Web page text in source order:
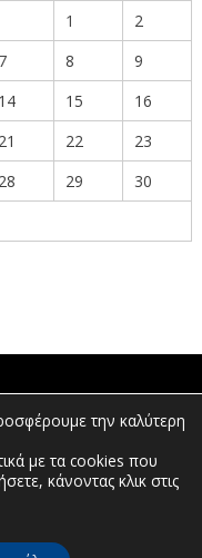
1
2
7 8
9
14 15
16
21 22
23
28 29
30
την καλύτερη
με τα cookies που
κάνοντας κλικ στις